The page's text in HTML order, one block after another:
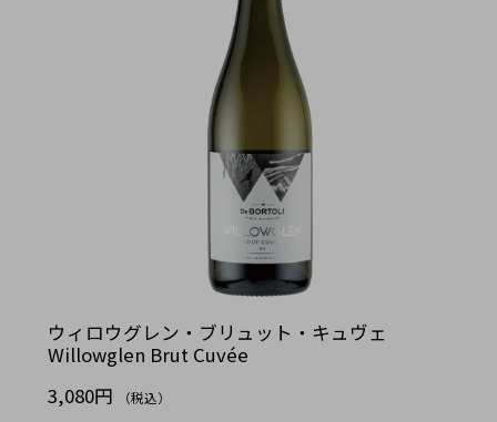
ウィロウグレン・ブリュット・キュヴェ
Willowglen Brut Cuvée
3,080円
（税込）